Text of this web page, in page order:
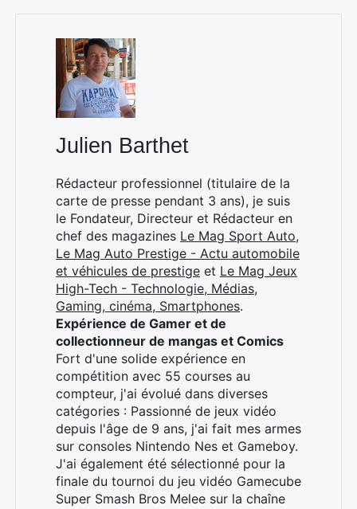
Julien Barthet
Rédacteur professionnel (titulaire de la
carte de presse pendant 3 ans), je suis
le Fondateur, Directeur et Rédacteur en
chef des magazines Le Mag Sport Auto,
Le Mag Auto Prestige - Actu automobile
et véhicules de prestige et Le Mag Jeux
High-Tech - Technologie, Médias,
Gaming, cinéma, Smartphones.
Expérience de Gamer et de
collectionneur de mangas et Comics
Fort d'une solide expérience en
compétition avec 55 courses au
compteur, j'ai évolué dans diverses
catégories : Passionné de jeux vidéo
depuis l'âge de 9 ans, j'ai fait mes armes
sur consoles Nintendo Nes et Gameboy.
J'ai également été sélectionné pour la
finale du tournoi du jeu vidéo Gamecube
Super Smash Bros Melee sur la chaîne
Rechercher